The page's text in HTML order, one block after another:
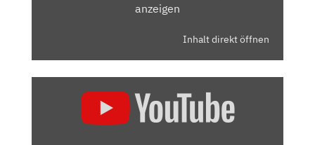
anzeigen
Inhalt direkt öffnen